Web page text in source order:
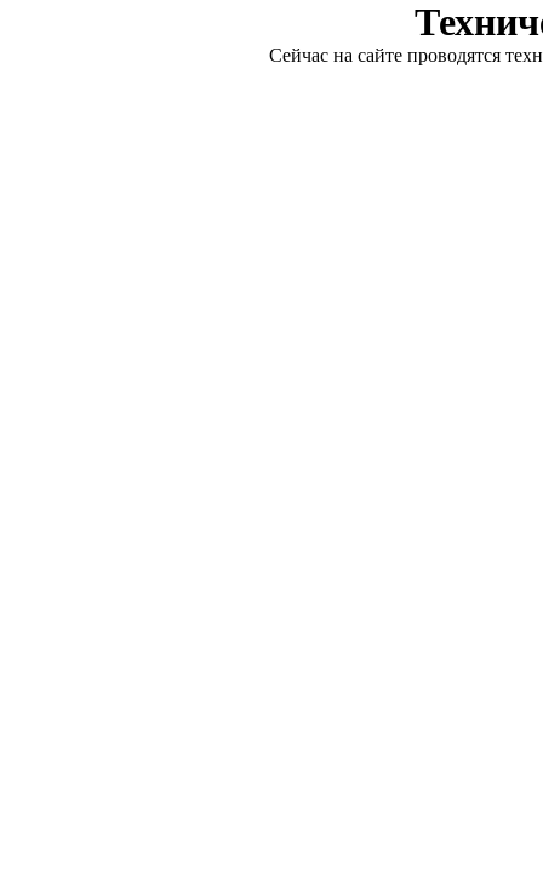
Сейчас на сайте проводятся